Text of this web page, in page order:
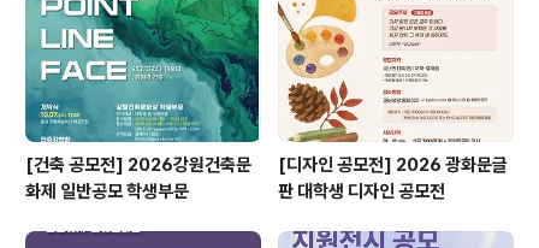
[건축 공모전] 2026강원건축문
화제 일반공모 학생부문
[디자인 공모전] 2026 광화문글
판 대학생 디자인 공모전